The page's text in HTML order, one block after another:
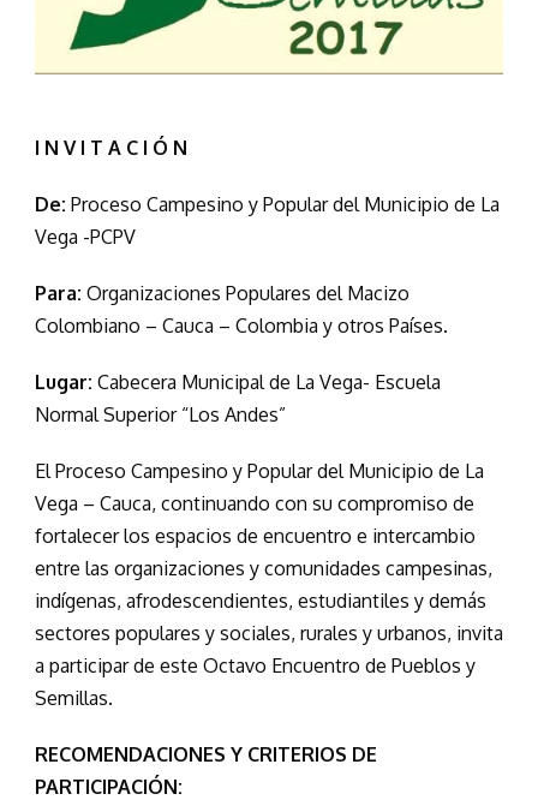
I N V I T A C I Ó N
De: Proceso Campesino y Popular del Municipio de La
Vega -PCPV
Para: Organizaciones Populares del Macizo
Colombiano – Cauca – Colombia y otros Países.
Lugar: Cabecera Municipal de La Vega- Escuela
Normal Superior “Los Andes”
El Proceso Campesino y Popular del Municipio de La
Vega – Cauca, continuando con su compromiso de
fortalecer los espacios de encuentro e intercambio
entre las organizaciones y comunidades campesinas,
indígenas, afrodescendientes, estudiantiles y demás
sectores populares y sociales, rurales y urbanos, invita
a participar de este Octavo Encuentro de Pueblos y
Semillas.
RECOMENDACIONES Y CRITERIOS DE
PARTICIPACIÓN: